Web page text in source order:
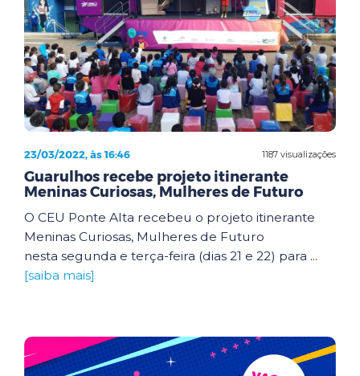
1187 visualizações
23/03/2022, às 16:46
Guarulhos recebe projeto itinerante
Meninas Curiosas, Mulheres de Futuro
O CEU Ponte Alta recebeu o projeto itinerante
Meninas Curiosas, Mulheres de Futuro
nesta segunda e terça-feira (dias 21 e 22) para ...
[saiba mais]